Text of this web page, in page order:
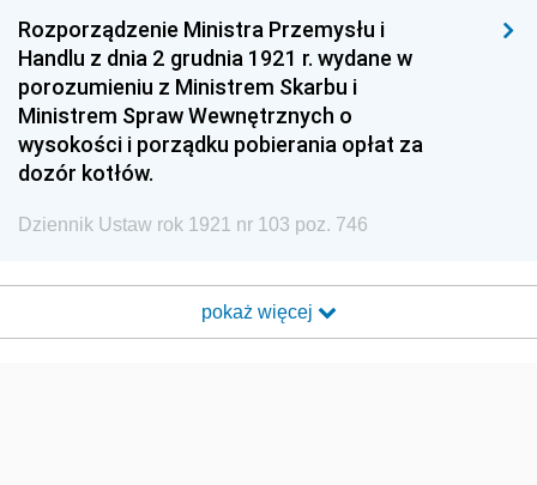
Rozporządzenie Ministra Przemysłu i
Handlu z dnia 2 grudnia 1921 r. wydane w
porozumieniu z Ministrem Skarbu i
Ministrem Spraw Wewnętrznych o
wysokości i porządku pobierania opłat za
dozór kotłów.
Dziennik Ustaw rok 1921 nr 103 poz. 746
pokaż więcej